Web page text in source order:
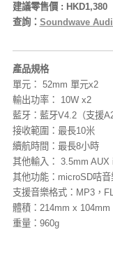
建議零售價 : HKD1,380
查詢： Soundwave
產品規格
單元： 52mm 單元x2
輸出功率： 10W x2
藍牙：藍牙V4.2（支援
接收範圍：最長10米
續航時間：最長8小時
其他輸入： 3.5mm AUX
其他功能：microSD咭音
支援音樂格式：MP3，
體積：214mm x 104mm
重量：960g